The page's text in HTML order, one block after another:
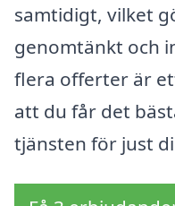
samtidigt, vilket
genomtänkt och
flera offerter är
att du får det
tjänsten för just